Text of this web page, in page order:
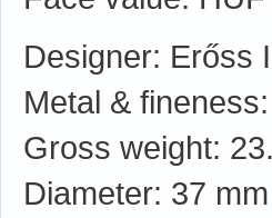
Designer: Erőss
Metal &
Gross weight:
Diameter: 37 mm